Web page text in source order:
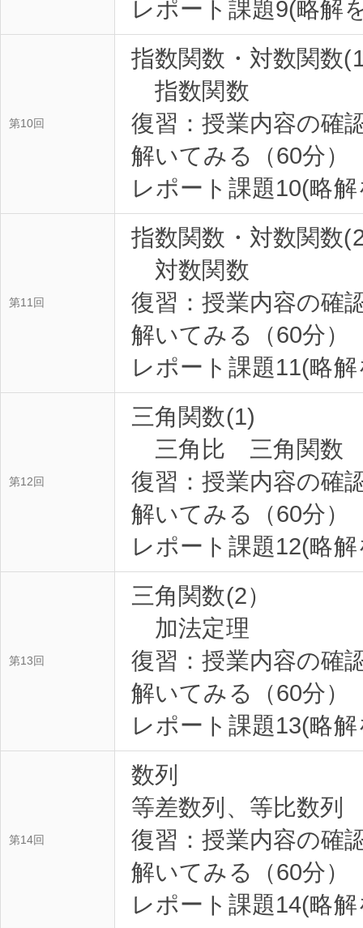
第10回
指数関数・対数関数
指数関数
復習：授業内容の確
解いてみる（60分）
第11回
指数関数・対数関数
対数関数
復習：授業内容の確
解いてみる（60分）
第12回
三角関数(1)
三角比 三角関数
復習：授業内容の確
解いてみる（60分）
第13回
三角関数(2）
加法定理
復習：授業内容の確
解いてみる（60分）
第14回
数列
等差数列、等比数列
復習：授業内容の確
解いてみる（60分）